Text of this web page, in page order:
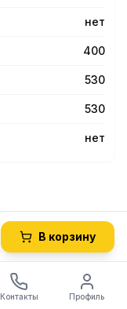
нет
400
530
530
нет
В корзину
Контакты Профиль